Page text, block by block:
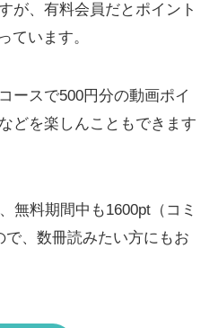
が、有料会員だとポイント
ています。
ースで500円分の動画ポイ
どを楽しんこともできます
無料期間中も1600pt（コミ
で、数冊読みたい方にもお